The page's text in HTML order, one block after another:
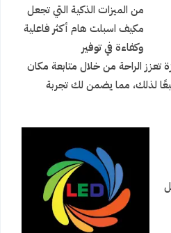
من الميزات الذكية التي تجعل
مكيف اسبلت هام أكثر فاعلية
وكفاءة في توفير
تعزز الراحة من خلال متابعة مكان
لذلك، مما يضمن لك تجربة